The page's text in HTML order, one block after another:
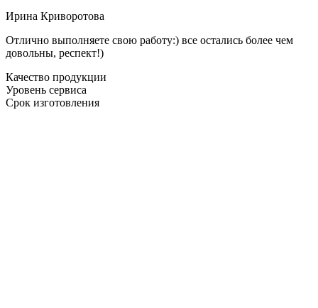
Ирина Криворотова
Отлично выполняете свою работу:) все остались более чем
довольны, респект!)
Качество продукции
Уровень сервиса
Срок изготовления